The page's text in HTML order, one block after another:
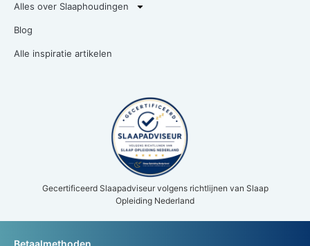
Alles over Slaaphoudingen
Blog
Alle inspiratie artikelen
Gecertificeerd Slaapadviseur volgens richtlijnen van Slaap
Opleiding Nederland